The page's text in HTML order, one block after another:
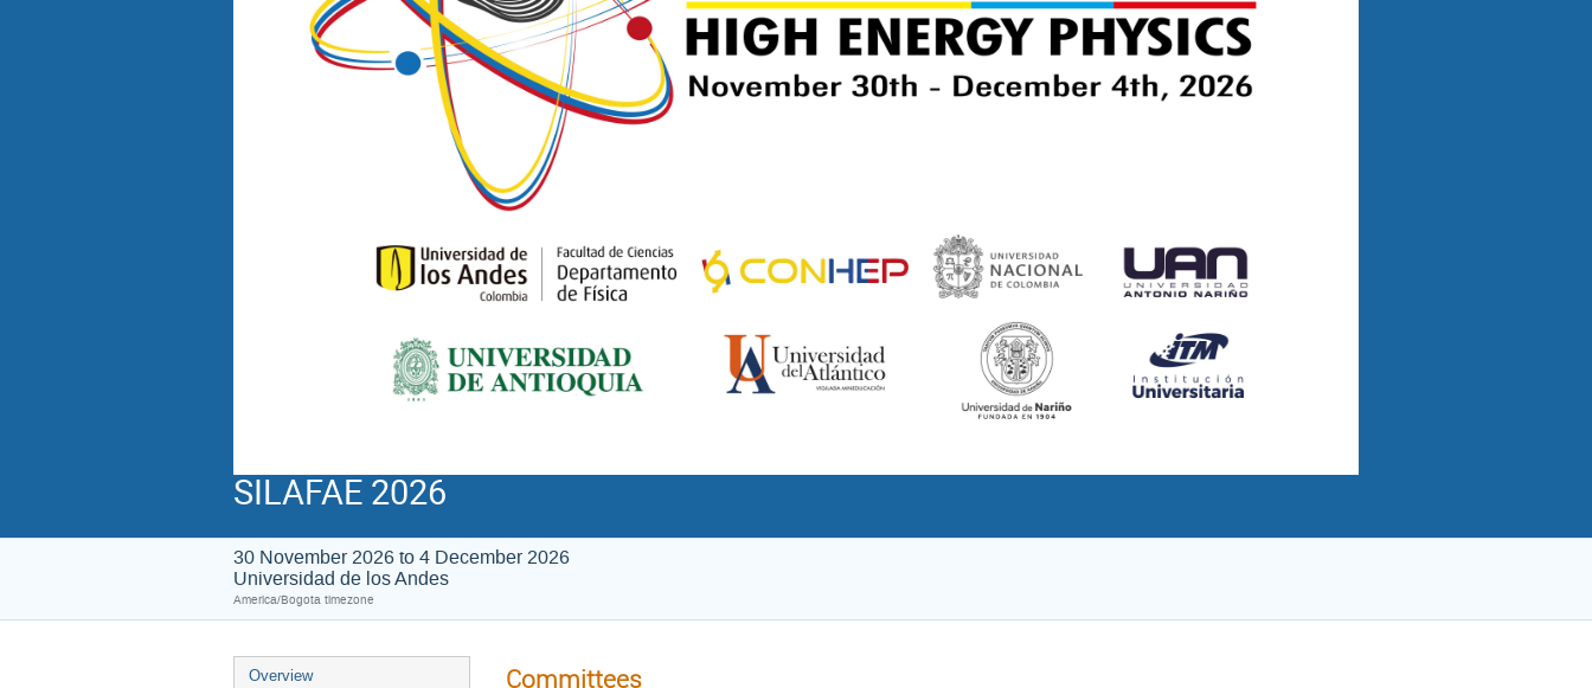
SILAFAE 2026
30 November 2026 to 4 December 2026
Universidad de los Andes
America/Bogota timezone
Overview Committees